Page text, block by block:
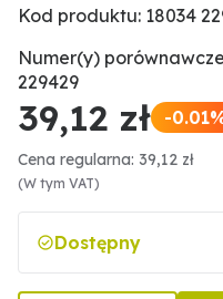
Kod produktu: 18034
Numer(y)
229429
39,12 zł -
Cena regularna: 39,12 zł
(W tym VAT)
Dostępny